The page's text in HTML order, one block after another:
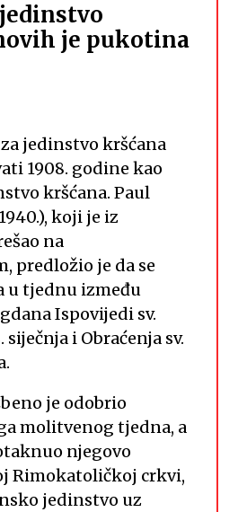
je pukotina
jedinstvo kršćana
1908. godine kao
kršćana. Paul
koji je iz
na
predložio je da se
u tjednu između
Ispovijedi sv.
siječnja i Obraćenja sv.
je odobrio
molitvenog tjedna, a
njegovo
Rimokatoličkoj crkvi,
jedinstvo uz